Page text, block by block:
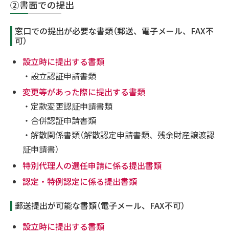
②書面での提出
窓口での提出が必要な書類（郵送、電子メール、FAX不
可）
設立時に提出する書類
・設立認証申請書類
変更等があった際に提出する書類
・定款変更認証申請書類
・合併認証申請書類
・解散関係書類（解散認定申請書類、残余財産譲渡認
証申請書）
特別代理人の選任申請に係る提出書類
認定・特例認定に係る提出書類
郵送提出が可能な書類（電子メール、FAX不可）
設立時に提出する書類